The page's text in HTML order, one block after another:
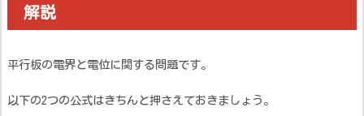
解説
平行板の電界と電位に関する問題です。
以下の2つの公式はきちんと押さえておきましょう。